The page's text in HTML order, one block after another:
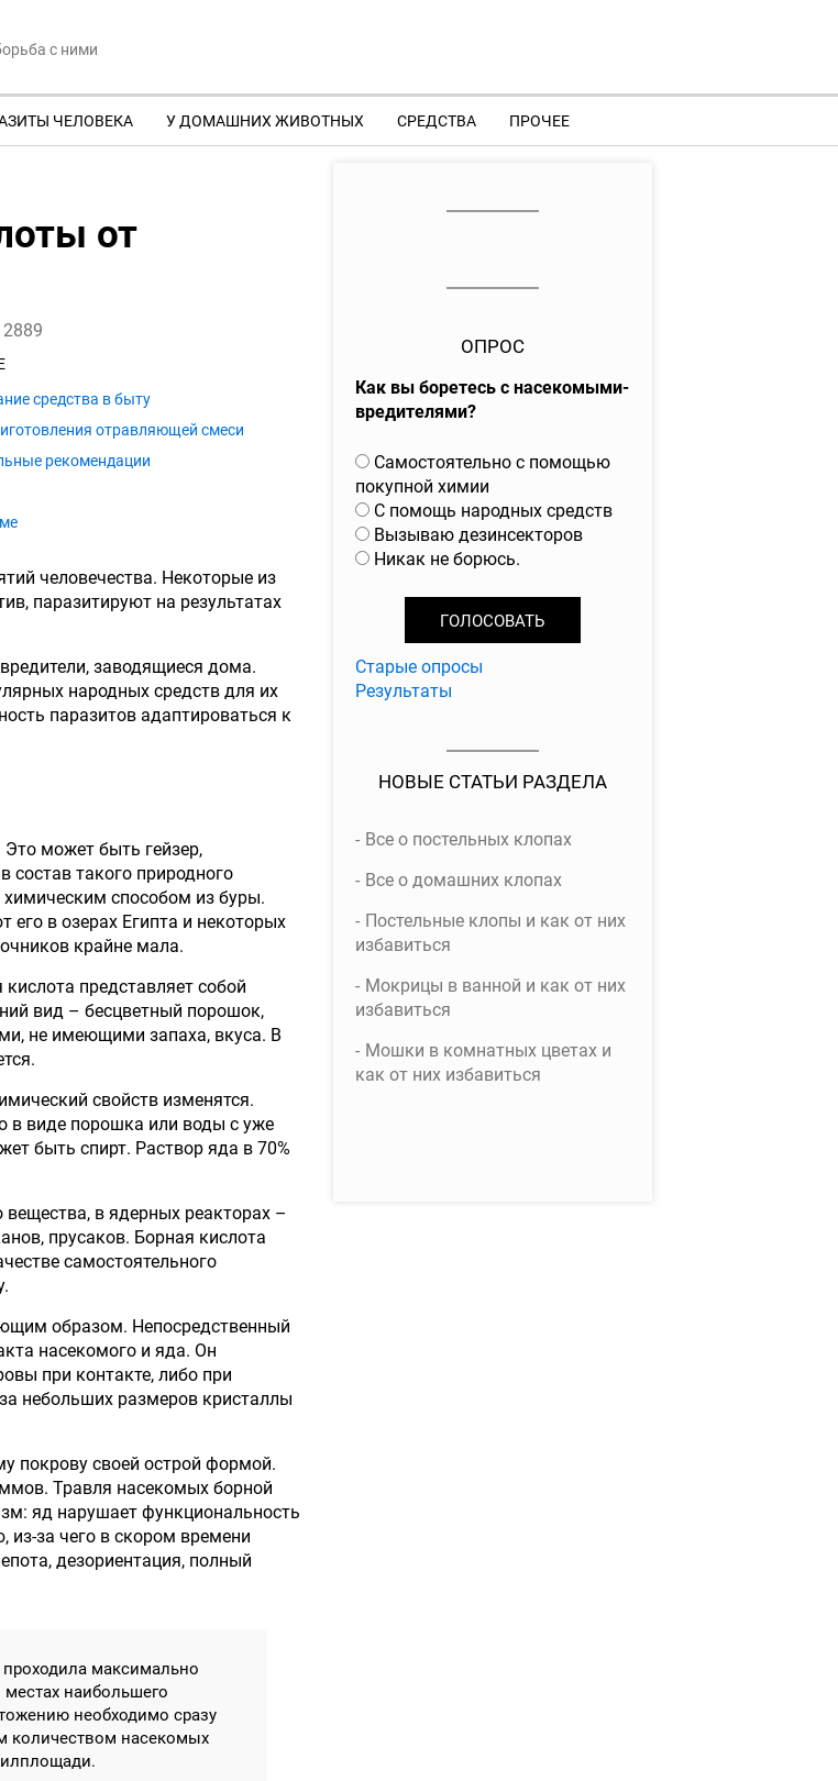
с ними
ЧЕЛОВЕКА У ДОМАШНИХ ЖИВОТНЫХ СРЕДСТВА ПРОЧЕЕ
от
2889
средства в быту
отравляющей смеси
рекомендации
человечества. Некоторые из
паразитируют на результатах
заводящиеся дома.
народных средств для их
паразитов адаптироваться к
Это может быть гейзер,
состав такого природного
способом из буры.
в озерах Египта и некоторых
крайне мала.
кислота представляет собой
вид – бесцветный порошок,
не имеющими запаха, вкуса. В
свойств изменятся.
в виде порошка или воды с уже
быть спирт. Раствор яда в 70%
в ядерных реакторах –
прусаков. Борная кислота
самостоятельного
образом. Непосредственный
насекомого и яда. Он
при контакте, либо при
небольших размеров кристаллы
покрову своей острой формой.
Травля насекомых борной
яд нарушает функциональность
из-за чего в скором времени
дезориентация, полный
максимально
наибольшего
необходимо сразу
количеством насекомых
ОПРОС
Как вы боретесь с насекомыми-
вредителями?
В
а
р
и
а
Самостоятельно с помощью
покупной химии
С помощь народных средств
Вызываю дезинсекторов
Никак не борюсь.
Старые опросы
Результаты
НОВЫЕ СТАТЬИ РАЗДЕЛА
Все о постельных клопах
Все о домашних клопах
Постельные клопы и как от них
избавиться
Мокрицы в ванной и как от них
избавиться
Мошки в комнатных цветах и
как от них избавиться